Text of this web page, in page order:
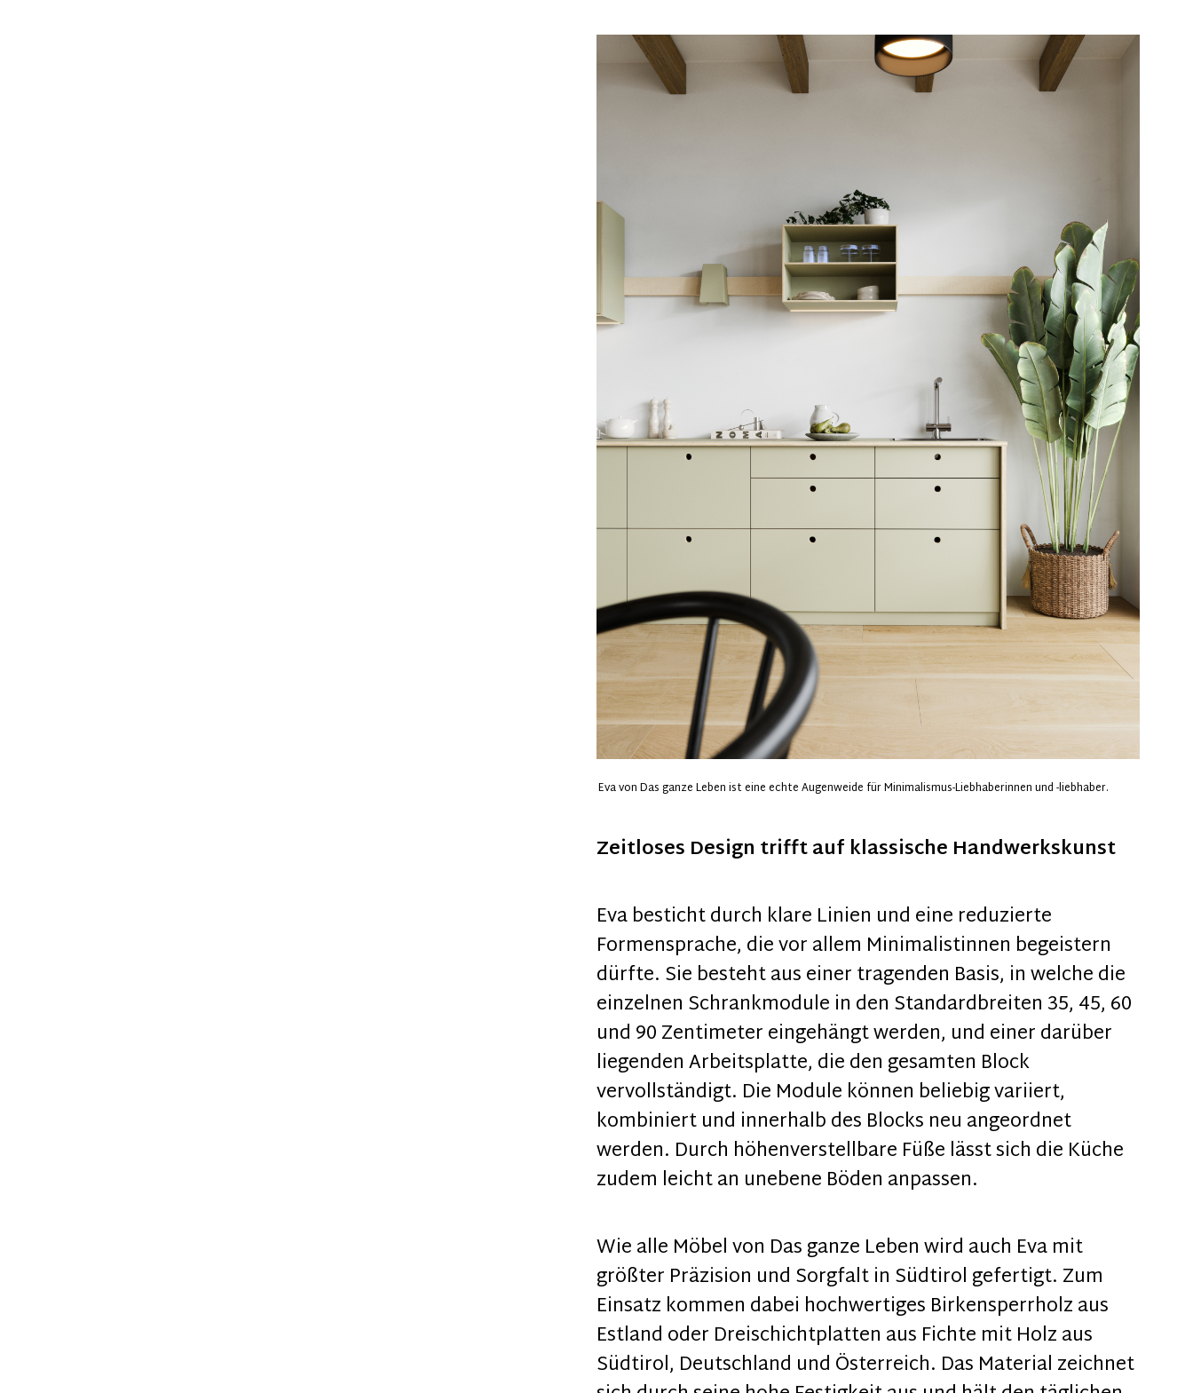
Eva von Das ganze Leben ist eine echte Augenweide für Minimalismus-Liebhaberinnen und -liebhaber.
Zeitloses Design trifft auf klassische Handwerkskunst
Eva besticht durch klare Linien und eine reduzierte
Formensprache, die vor allem Minimalistinnen begeistern
dürfte. Sie besteht aus einer tragenden Basis, in welche die
einzelnen Schrankmodule in den Standardbreiten 35, 45, 60
und 90 Zentimeter eingehängt werden, und einer darüber
liegenden Arbeitsplatte, die den gesamten Block
vervollständigt. Die Module können beliebig variiert,
kombiniert und innerhalb des Blocks neu angeordnet
werden. Durch höhenverstellbare Füße lässt sich die Küche
zudem leicht an unebene Böden anpassen.
Wie alle Möbel von Das ganze Leben wird auch Eva mit
größter Präzision und Sorgfalt in Südtirol gefertigt. Zum
Einsatz kommen dabei hochwertiges Birkensperrholz aus
Estland oder Dreischichtplatten aus Fichte mit Holz aus
Südtirol, Deutschland und Österreich. Das Material zeichnet